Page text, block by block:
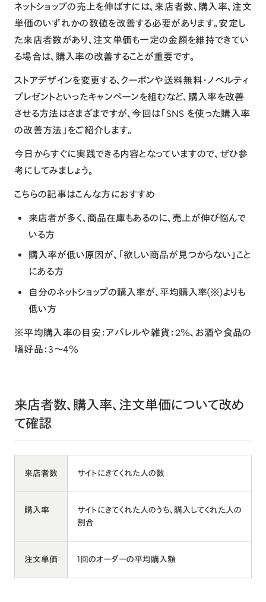
ネットショップの売上を伸ばすには、来店者数、購入率、注文
単価のいずれかの数値を改善する必要があります。安定し
た来店者数があり、注文単価も一定の金額を維持できてい
る場合は、購入率の改善することが重要です。
ストアデザインを変更する、クーポンや送料無料・ノベルティ
プレゼントといったキャンペーンを組むなど、購入率を改善
させる方法はさまざまですが、今回は「SNS を使った購入率
の改善方法」をご紹介します。
今日からすぐに実践できる内容となっていますので、ぜひ参
考にしてみましょう。
こちらの記事はこんな方におすすめ
来店者が多く、商品在庫もあるのに、売上が伸び悩んで
いる方
購入率が低い原因が、「欲しい商品が見つからない」こと
にある方
自分のネットショップの購入率が、平均購入率(※)よりも
低い方
※平均購入率の目安：アパレルや雑貨：2%、お酒や食品の
嗜好品：3〜4%
来店者数、購入率、注文単価について改め
て確認
来店者数 サイトにきてくれた人の数
購入率
サイトにきてくれた人のうち、購入してくれた人の
割合
注文単価 1回のオーダーの平均購入額